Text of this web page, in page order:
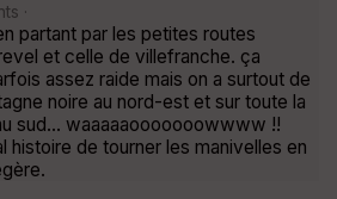
·
partant par les petites routes
et celle de villefranche. ça
assez raide mais on a surtout de
noire au nord-est et sur toute la
sud... waaaaaooooooowwww !!
histoire de tourner les manivelles en